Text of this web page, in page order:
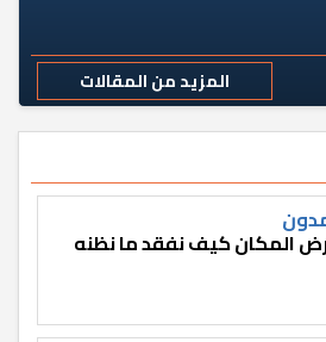
المزيد من المقالات
المكان كيف نفقد ما نظنه